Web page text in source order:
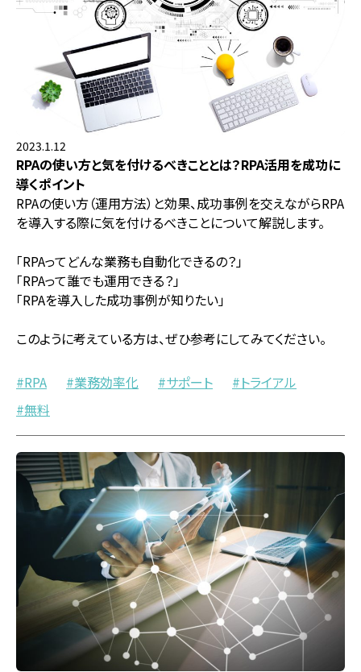
2023.1.12
RPAの使い方と気を付けるべきこととは？RPA活用を成功に
導くポイント
RPAの使い方（運用方法）と効果、成功事例を交えながらRPA
を導入する際に気を付けるべきことについて解説します。
「RPAってどんな業務も自動化できるの？」
「RPAって誰でも運用できる？」
「RPAを導入した成功事例が知りたい」
このように考えている方は、ぜひ参考にしてみてください。
RPA 業務効率化 サポート
トライアル
無料